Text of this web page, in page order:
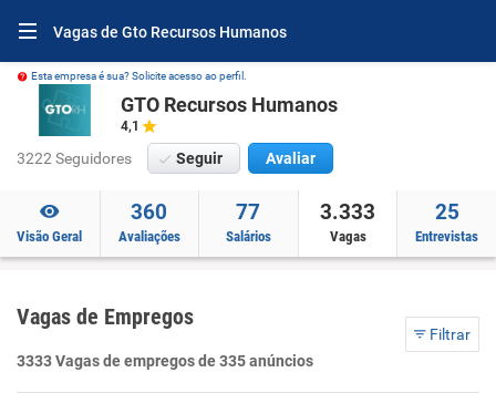
Vagas de Gto Recursos Humanos
Esta empresa é sua? Solicite acesso ao perfil.
GTO Recursos Humanos
4,1
3222 Seguidores Seguir Avaliar
Visão Geral
360
Avaliações
77
Salários
3.333
Vagas
25
Entrevistas
Vagas de Empregos
Filtrar
3333 Vagas de empregos de 335 anúncios